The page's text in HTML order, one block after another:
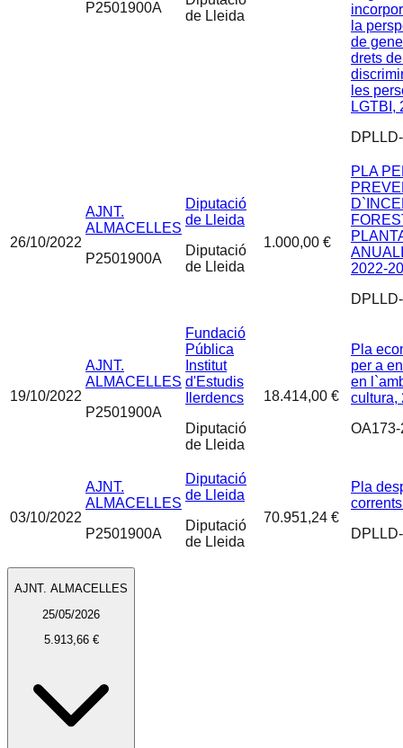
P2501900A
de Lleida
la
de
drets
les
LGTBI,
26/10/2022
AJNT.
ALMACELLES
P2501900A
Diputació
de Lleida
Diputació
de Lleida
1.000,00 €
PLA
2022-
19/10/2022
AJNT.
ALMACELLES
P2501900A
Fundació
Pública
Institut
d'Estudis
Ilerdencs
Diputació
de Lleida
18.414,00 €
Pla
per a
en
cultura,
03/10/2022
AJNT.
ALMACELLES
P2501900A
Diputació
de Lleida
Diputació
de Lleida
70.951,24 €
Pla
AJNT. ALMACELLES
25/05/2026
5.913,66 €